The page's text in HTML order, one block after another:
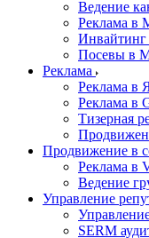
Ведение
Реклама в
Посевы в
Реклама
Реклама в
Реклама в
Тизерная
Продвижение в
Реклама в
Ведение
Управление
SERM